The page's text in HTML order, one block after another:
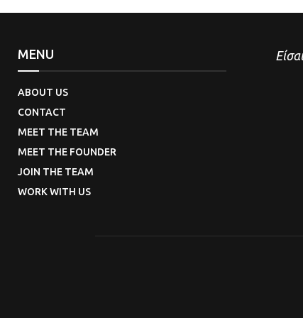
MENU
ABOUT US
CONTACT
MEET THE TEAM
MEET THE FOUNDER
JOIN THE TEAM
WORK WITH US